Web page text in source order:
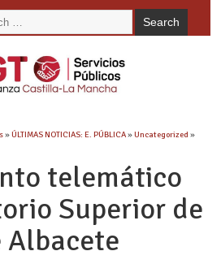
»ÚLTIMAS NOTICIAS: E. PÚBLICA»Uncategorized »
telemático
Superior de
Albacete